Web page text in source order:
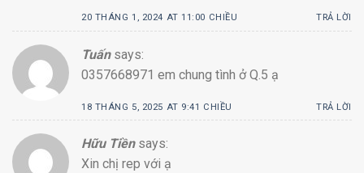
20 THÁNG 1, 2024 AT 11:00 CHIỀU TRẢ LỜI
Tuấn says:
0357668971 em chung tình ở Q.5 ạ
18 THÁNG 5, 2025 AT 9:41 CHIỀU TRẢ LỜI
Hữu Tiền says:
Xin chị rep với ạ